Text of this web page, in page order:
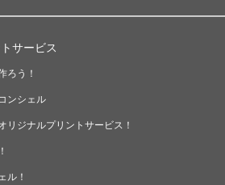
サービス
ろう！
ンシェル
リジナルプリントサービス！
ル！